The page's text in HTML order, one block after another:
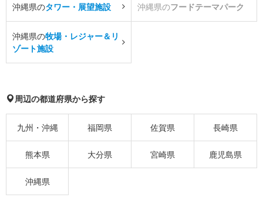
沖縄県のタワー・展望施設 沖縄県のフードテーマパーク
沖縄県の牧場・レジャー＆リ
ゾート施設
周辺の都道府県から探す
九州・沖縄 福岡県 佐賀県 長崎県
熊本県 大分県 宮崎県 鹿児島県
沖縄県